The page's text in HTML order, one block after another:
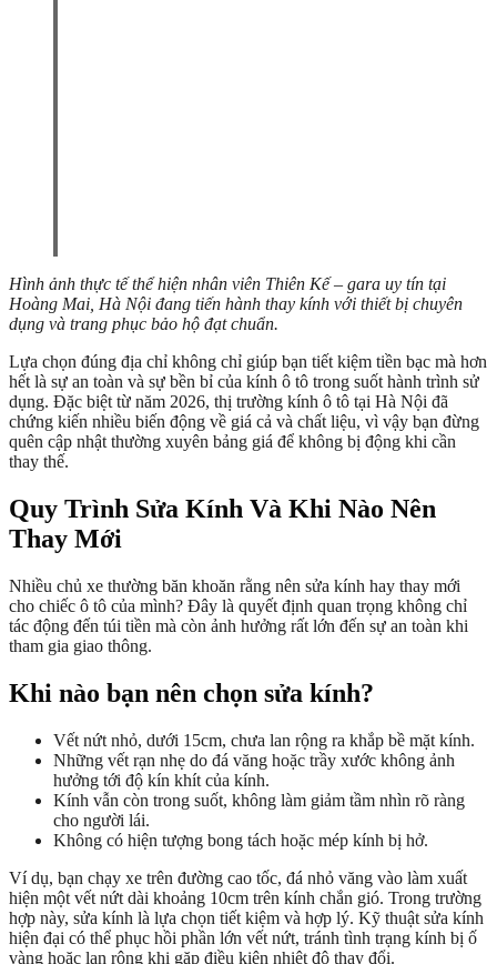
Hình ảnh thực tế thể hiện nhân viên Thiên Kế – gara uy tín tại
Hoàng Mai, Hà Nội đang tiến hành thay kính với thiết bị chuyên
dụng và trang phục bảo hộ đạt chuẩn.
Lựa chọn đúng địa chỉ không chỉ giúp bạn tiết kiệm tiền bạc mà hơn
hết là sự an toàn và sự bền bỉ của kính ô tô trong suốt hành trình sử
dụng. Đặc biệt từ năm 2026, thị trường kính ô tô tại Hà Nội đã
chứng kiến nhiều biến động về giá cả và chất liệu, vì vậy bạn đừng
quên cập nhật thường xuyên bảng giá để không bị động khi cần
thay thế.
Quy Trình Sửa Kính Và Khi Nào Nên
Thay Mới
Nhiều chủ xe thường băn khoăn rằng nên sửa kính hay thay mới
cho chiếc ô tô của mình? Đây là quyết định quan trọng không chỉ
tác động đến túi tiền mà còn ảnh hưởng rất lớn đến sự an toàn khi
tham gia giao thông.
Khi nào bạn nên chọn sửa kính?
Vết nứt nhỏ, dưới 15cm, chưa lan rộng ra khắp bề mặt kính.
Những vết rạn nhẹ do đá văng hoặc trầy xước không ảnh
hưởng tới độ kín khít của kính.
Kính vẫn còn trong suốt, không làm giảm tầm nhìn rõ ràng
cho người lái.
Không có hiện tượng bong tách hoặc mép kính bị hở.
Ví dụ, bạn chạy xe trên đường cao tốc, đá nhỏ văng vào làm xuất
hiện một vết nứt dài khoảng 10cm trên kính chắn gió. Trong trường
hợp này, sửa kính là lựa chọn tiết kiệm và hợp lý. Kỹ thuật sửa kính
hiện đại có thể phục hồi phần lớn vết nứt, tránh tình trạng kính bị ố
vàng hoặc lan rộng khi gặp điều kiện nhiệt độ thay đổi.